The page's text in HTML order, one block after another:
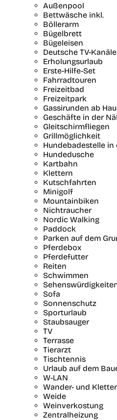
Außenpool
Bettwäsche inkl.
Böllerarm
Bügelbrett
Bügeleisen
Deutsche TV-Kanäle
Erholungsurlaub
Erste-Hilfe-Set
Fahrradtouren
Freizeitbad
Freizeitpark
Gassirunden ab
Geschäfte in der
Gleitschirmfliegen
Grillmöglichkeit
Hundebadestelle in
Hundedusche
Kartbahn
Klettern
Kutschfahrten
Minigolf
Mountainbiken
Nichtraucher
Nordic Walking
Paddock
Parken auf dem
Pferdebox
Pferdefutter
Reiten
Schwimmen
Sofa
Sonnenschutz
Sporturlaub
Staubsauger
TV
Terrasse
Tierarzt
Tischtennis
Urlaub auf dem
W-LAN
Wander- und
Weide
Weinverkostung
Zentralheizung